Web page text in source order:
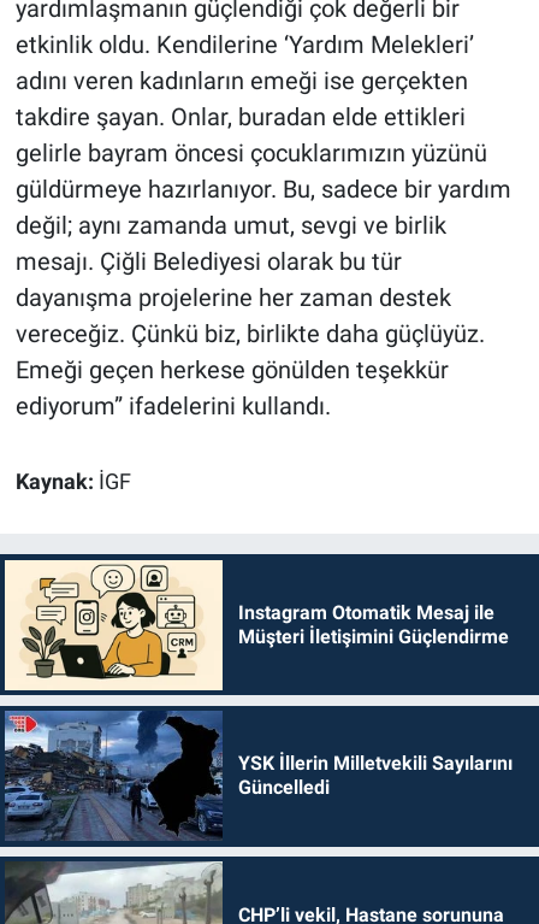
yardımlaşmanın güçlendiği çok değerli bir
etkinlik oldu. Kendilerine ‘Yardım Melekleri’
adını veren kadınların emeği ise gerçekten
takdire şayan. Onlar, buradan elde ettikleri
gelirle bayram öncesi çocuklarımızın yüzünü
güldürmeye hazırlanıyor. Bu, sadece bir yardım
değil; aynı zamanda umut, sevgi ve birlik
mesajı. Çiğli Belediyesi olarak bu tür
dayanışma projelerine her zaman destek
vereceğiz. Çünkü biz, birlikte daha güçlüyüz.
Emeği geçen herkese gönülden teşekkür
ediyorum” ifadelerini kullandı.
Kaynak: İGF
Instagram Otomatik Mesaj ile
Müşteri İletişimini Güçlendirme
YSK İllerin Milletvekili Sayılarını
Güncelledi
CHP’li vekil, Hastane sorununa